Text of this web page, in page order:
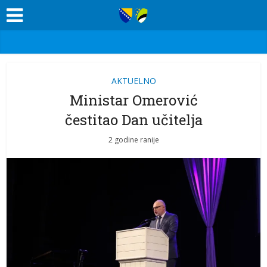
AKTUELNO
Ministar Omerović
čestitao Dan učitelja
2 godine ranije